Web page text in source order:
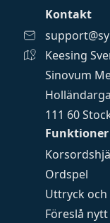
Funktioner
Ordspel
Uttryck
Föreslå
Kontakt
Keesing
Sinovum
111 60